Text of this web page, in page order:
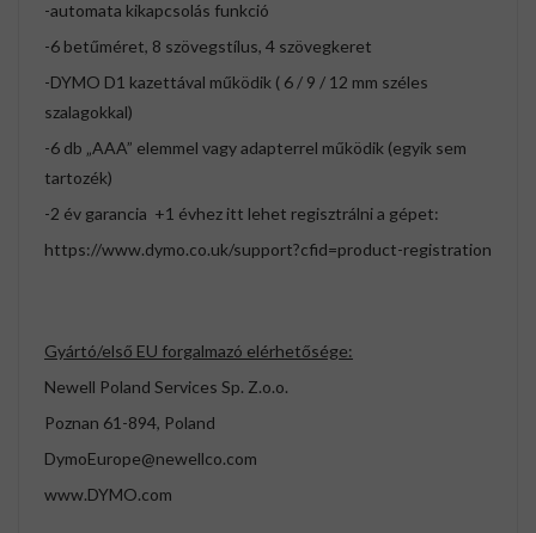
-automata kikapcsolás funkció
-6 betűméret, 8 szövegstílus, 4 szövegkeret
-DYMO D1 kazettával működik ( 6 / 9 / 12 mm széles
szalagokkal)
-6 db „AAA” elemmel vagy adapterrel működik (egyik sem
tartozék)
-2 év garancia +1 évhez itt lehet regisztrálni a gépet:
https://www.dymo.co.uk/support?cfid=product-registration
Gyártó/első EU forgalmazó elérhetősége:
Newell Poland Services Sp. Z.o.o.
Poznan 61-894, Poland
DymoEurope@newellco.com
www.DYMO.com